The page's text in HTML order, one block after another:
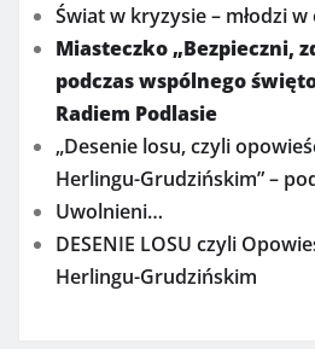
Świat w kryzysie – młodzi
Miasteczko „Bezpieczni,
podczas wspólnego
Radiem Podlasie
„Desenie losu, czyli
Herlingu-Grudzińskim” –
Uwolnieni…
DESENIE LOSU czyli
Herlingu-Grudzińskim